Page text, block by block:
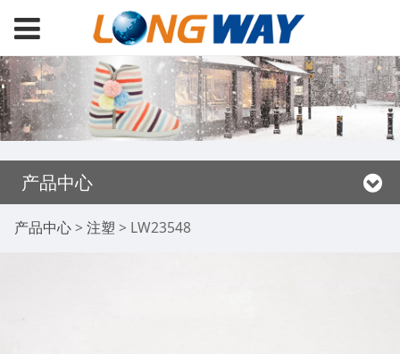
产品中心
LW23548
产品中心> 注塑 > LW23548